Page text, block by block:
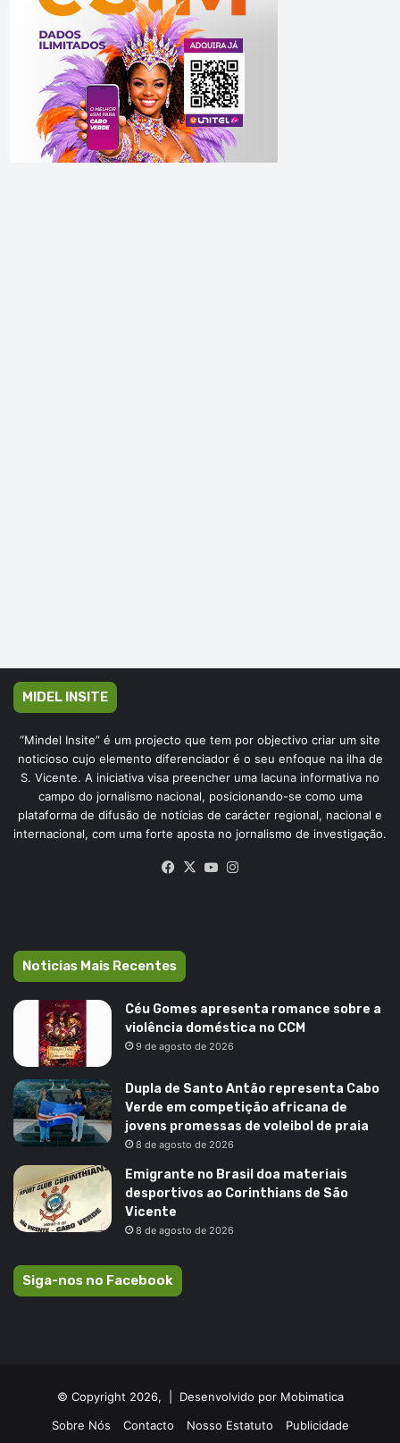
MIDEL INSITE
“Mindel Insite” é um projecto que tem por objectivo criar um site
noticioso cujo elemento diferenciador é o seu enfoque na ilha de
S. Vicente. A iniciativa visa preencher uma lacuna informativa no
campo do jornalismo nacional, posicionando-se como uma
plataforma de difusão de notícias de carácter regional, nacional e
internacional, com uma forte aposta no jornalismo de investigação.
Facebook
X YouTube
Noticias Mais Recentes
Céu Gomes apresenta romance sobre a
violência doméstica no CCM
9 de agosto de 2026
Dupla de Santo Antão representa Cabo
Verde em competição africana de
jovens promessas de voleibol de praia
8 de agosto de 2026
Emigrante no Brasil doa materiais
desportivos ao Corinthians de São
Vicente
8 de agosto de 2026
Siga-nos no Facebook
© Copyright 2026, | Desenvolvido por Mobimatica
Sobre Nós
Contacto Nosso Estatuto Publicidade